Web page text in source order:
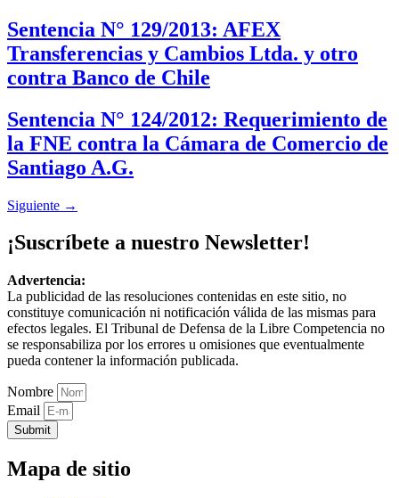
Sentencia N° 129/2013: AFEX
Transferencias y Cambios Ltda. y otro
contra Banco de Chile
Sentencia N° 124/2012: Requerimiento de
la FNE contra la Cámara de Comercio de
Santiago A.G.
Siguiente →
¡Suscríbete a nuestro Newsletter!
Advertencia:
La publicidad de las resoluciones contenidas en este sitio, no
constituye comunicación ni notificación válida de las mismas para
efectos legales. El Tribunal de Defensa de la Libre Competencia no
se responsabiliza por los errores u omisiones que eventualmente
pueda contener la información publicada.
Nombre
Email
Submit
Mapa de sitio